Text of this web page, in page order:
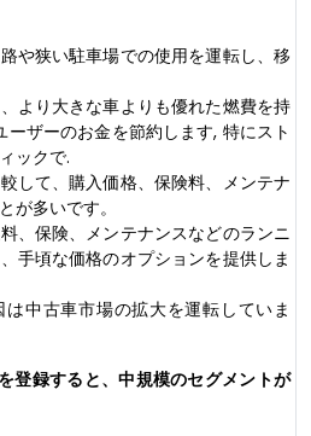
や狭い駐車場での使用を運転し、移
より大きな車よりも優れた燃費を持
ーザーのお金を節約します, 特にスト
ックで.
して、購入価格、保険料、メンテナ
が多いです。
、保険、メンテナンスなどのランニ
手頃な価格のオプションを提供しま
中古車市場の拡大を運転していま
登録すると、中規模のセグメントが